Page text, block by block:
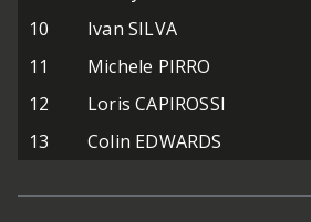
10
Ivan SILVA
11
Michele PIRRO
12
Loris CAPIROSSI
13
Colin EDWARDS